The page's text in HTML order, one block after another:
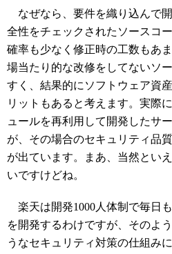
なぜなら、要件を織り込んで
全性をチェックされたソースコ
確率も少なく修正時の工数もあ
場当たり的な改修をしてないソ
すく、結果的にソフトウェア資
リットもあると考えます。実際
ュールを再利用して開発したサ
が、その場合のセキュリティ品
が出ています。まあ、当然とい
いですけどね。
楽天は開発1000人体制で毎日
を開発するわけですが、そのよ
うなセキュリティ対策の仕組み